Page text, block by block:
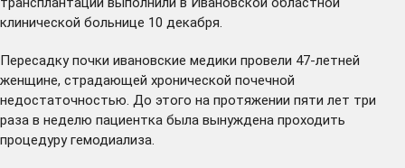
клинической больнице 10 декабря.
Пересадку почки ивановские медики провели 47-летней
женщине, страдающей хронической почечной
недостаточностью. До этого на протяжении пяти лет три
раза в неделю пациентка была вынуждена проходить
процедуру гемодиализа.